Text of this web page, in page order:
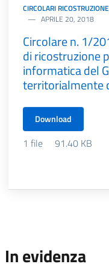
CIRCOLARI
APRILE 20, 2018
Circolare n. 1/
di ricostruzione
informatica del
territorialmente
Download
1 file 91.40 KB
In evidenza